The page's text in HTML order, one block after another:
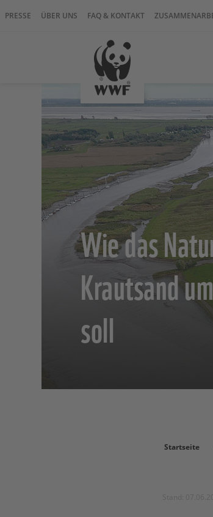
PRESSE ÜBER UNS FAQ & KONTAKT
Wie das
Krautsand
soll
Startseite